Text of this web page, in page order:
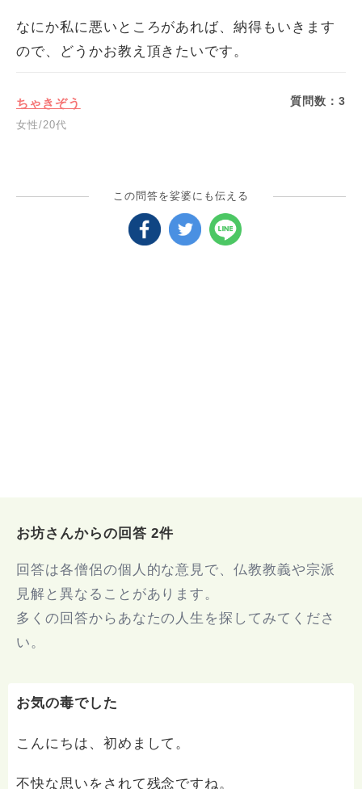
なにか私に悪いところがあれば、納得もいきます
ので、どうかお教え頂きたいです。
ちゃきぞう
女性/20代
質問数：3
この問答を娑婆にも伝える
お坊さんからの回答 2件
回答は各僧侶の個人的な意見で、仏教教義や宗派
見解と異なることがあります。
多くの回答からあなたの人生を探してみてくださ
い。
お気の毒でした
こんにちは、初めまして。
不快な思いをされて残念ですね。